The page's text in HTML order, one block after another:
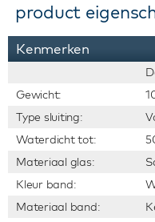
product
Kenmerken
Gewicht:
Type sluiting:
Waterdicht tot:
Materiaal glas:
Kleur band:
Materiaal band: